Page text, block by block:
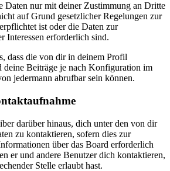
Daten nur mit deiner Zustimmung an Dritte
auf Grund gesetzlicher Regelungen zur
ist oder die Daten zur
Interessen erforderlich sind.
dass die von dir in deinem Profil
deine Beiträge je nach Konfiguration im
jedermann abrufbar sein können.
darüber hinaus, dich unter den von dir
zu kontaktieren, sofern dies zur
über das Board erforderlich
er und andere Benutzer dich kontaktieren,
Stelle erlaubt hast.